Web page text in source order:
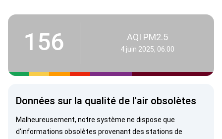
156 AQI PM2.5
4 juin 2025, 06:00
Données sur la qualité de l'air obsolètes
Malheureusement, notre système ne dispose que
d'informations obsolètes provenant des stations de